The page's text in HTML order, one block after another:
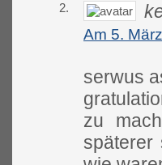
2.
Am 5.
serwus
zu